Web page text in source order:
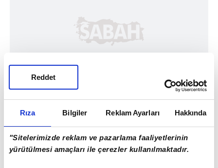
Rıza Bilgiler Reklam Ayarları Hakkında
"Sitelerimizde reklam ve pazarlama faaliyetlerinin
yürütülmesi amaçları ile çerezler kullanılmaktadır.
Reddet